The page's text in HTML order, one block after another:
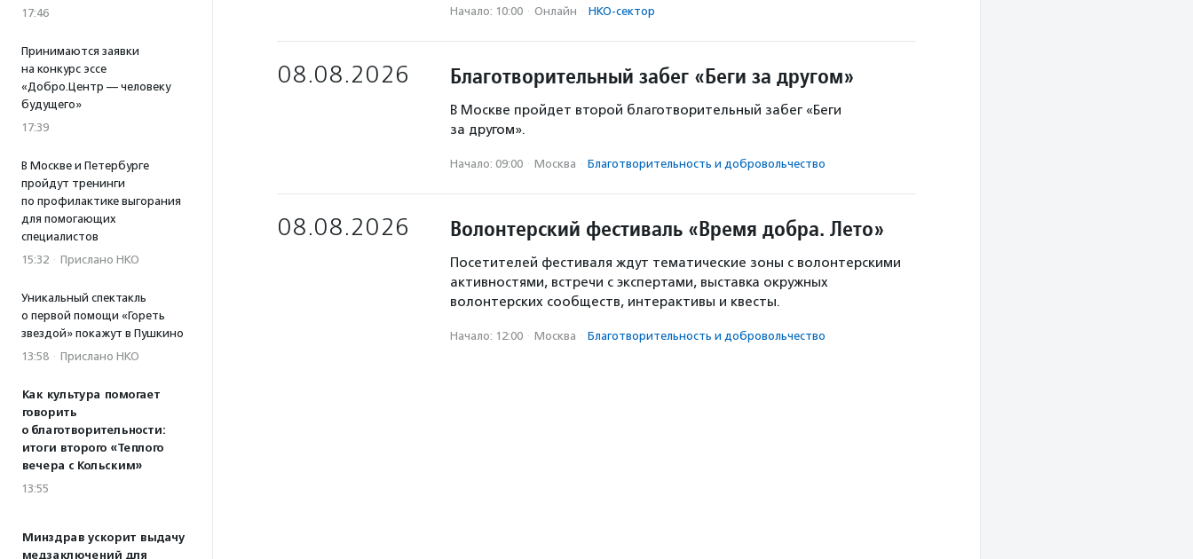
17:46
Принимаются заявки
на конкурс эссе
«Добро.Центр — человеку
будущего»
17:39
В Москве и Петербурге
пройдут тренинги
по профилактике выгорания
для помогающих
специалистов
15:32 · Прислано НКО
Уникальный спектакль
о первой помощи «Гореть
звездой» покажут в Пушкино
13:58 · Прислано НКО
Как культура помогает
говорить
о благотворительности:
итоги второго «Теплого
вечера с Кольским»
13:55
Минздрав ускорит выдачу
медзаключений для
Начало: 10:00 · Онлайн · НКО-сектор
08.08.2026 Благотворительный забег «Беги за другом»
В Москве пройдет второй благотворительный забег «Беги
за другом».
Начало: 09:00 · Москва · Благотвори­тель­ность и доброволь­чест­во
08.08.2026 Волонтерский фестиваль «Время добра. Лето»
Посетителей фестиваля ждут тематические зоны с волонтерскими
активностями, встречи с экспертами, выставка окружных
волонтерских сообществ, интерактивы и квесты.
Начало: 12:00 · Москва · Благотвори­тель­ность и доброволь­чест­во